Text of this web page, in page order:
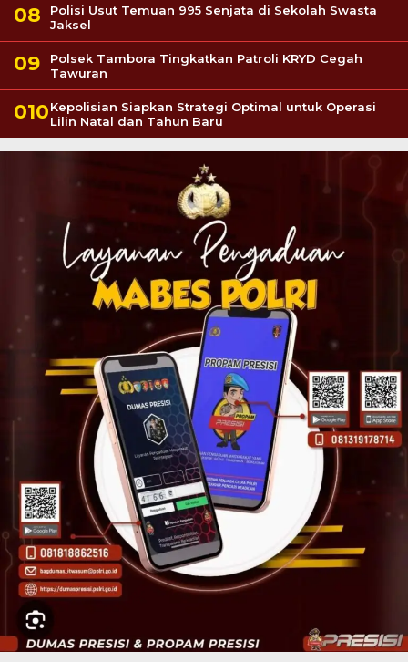
Polisi Usut Temuan 995 Senjata di Sekolah Swasta
Jaksel
Polsek Tambora Tingkatkan Patroli KRYD Cegah
Tawuran
Kepolisian Siapkan Strategi Optimal untuk Operasi
Lilin Natal dan Tahun Baru